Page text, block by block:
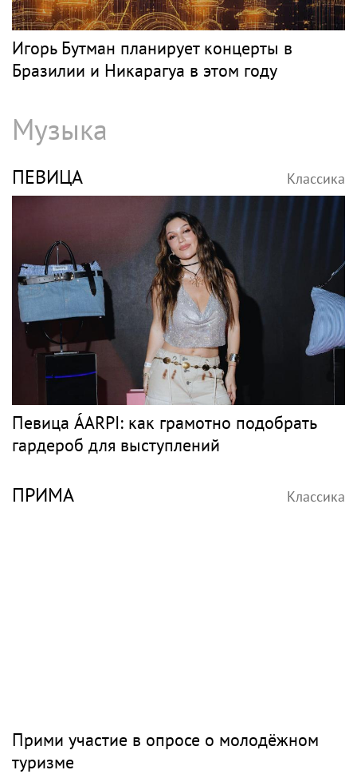
Игорь Бутман планирует концерты в
Бразилии и Никарагуа в этом году
Музыка
ПЕВИЦА Классика
Певица ÁARPI: как грамотно подобрать
гардероб для выступлений
ПРИМА Классика
Прими участие в опросе о молодёжном
туризме